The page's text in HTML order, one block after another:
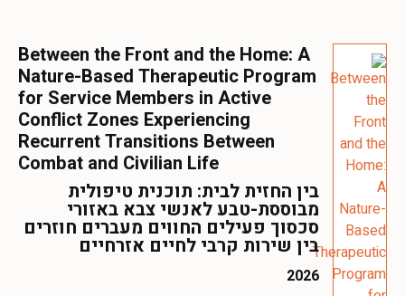
Between the Front and the Home: A
Nature-Based Therapeutic Program
for Service Members in Active
Conflict Zones Experiencing
Recurrent Transitions Between
Combat and Civilian Life
בין החזית לבית: תוכנית טיפולית
מבוססת-טבע לאנשי צבא באזורי
סכסוך פעילים החווים מעברים חוזרים
בין שירות קרבי לחיים אזרחיים
2026